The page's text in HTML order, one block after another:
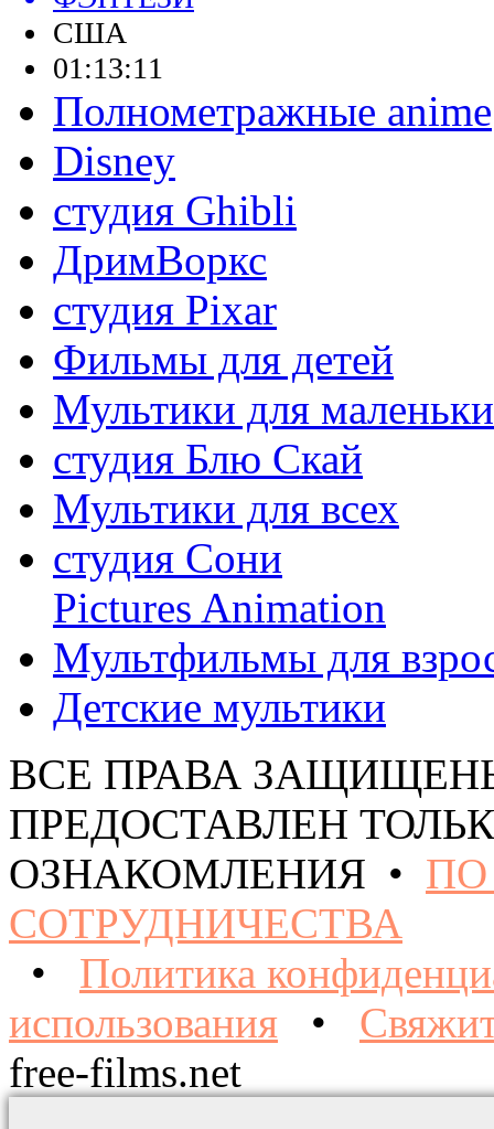
США
01:13:11
Полнометражные anime
Disney
студия Ghibli
ДримВоркс
студия Pixar
Фильмы для детей
Мультики для
студия Блю Скай
Мультики для всех
студия Сони
Pictures Animation
Мультфильмы для
Детские мультики
ВСЕ ПРАВА
ПРЕДОСТАВЛЕН
ОЗНАКОМЛЕНИЯ •
СОТРУДНИЧЕСТВА
• Политика
использования •
free-films.net